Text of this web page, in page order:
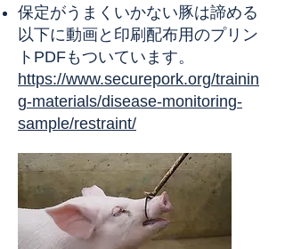
保定がうまくいかない豚は諦める
以下に動画と印刷配布用のプリン
トPDFもついています。
https://www.securepork.org/trainin
g-materials/disease-monitoring-
sample/restraint/